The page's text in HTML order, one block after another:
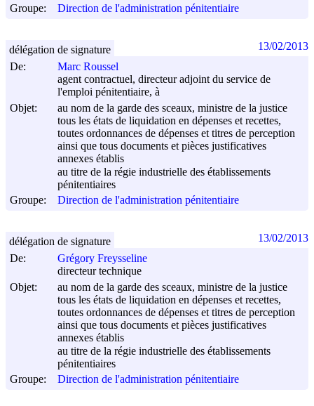
Groupe:
Direction de l'administration pénitentiaire
De:
Marc Roussel
agent contractuel, directeur adjoint du service de
l'emploi pénitentiaire, à
Objet:
au nom de la garde des sceaux, ministre de la justice
tous les états de liquidation en dépenses et recettes,
toutes ordonnances de dépenses et titres de perception
ainsi que tous documents et pièces justificatives
annexes établis
au titre de la régie industrielle des établissements
pénitentiaires
Groupe:
Direction de l'administration pénitentiaire
délégation de signature 13/02/2013
De:
Grégory Freysseline
directeur technique
Objet:
au nom de la garde des sceaux, ministre de la justice
tous les états de liquidation en dépenses et recettes,
toutes ordonnances de dépenses et titres de perception
ainsi que tous documents et pièces justificatives
annexes établis
au titre de la régie industrielle des établissements
pénitentiaires
Groupe:
Direction de l'administration pénitentiaire
délégation de signature 13/02/2013